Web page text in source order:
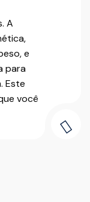
A
e
para
Este
você